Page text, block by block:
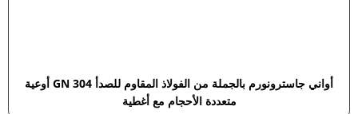
أواني جاسترونورم بالجملة من الفولاذ المقاوم للصدأ 304 GN أوعية
متعددة الأحجام مع أغطية